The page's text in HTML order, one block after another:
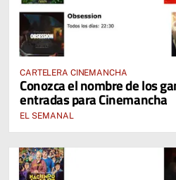
CARTELERA CINEMANCHA
Conozca el nombre de los
entradas para Cinemancha
EL SEMANAL